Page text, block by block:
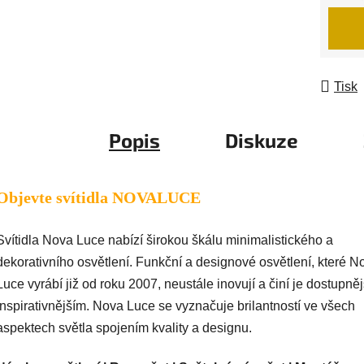
Tisk
Popis Diskuze
svítidla NOVALUCE
Nova Luce nabízí širokou škálu minimalistického a
osvětlení. Funkční a designové osvětlení, které
vyrábí již od roku 2007, neustále inovují a činí je
Nova Luce se vyznačuje brilantností ve všech
světla spojením kvality a designu.